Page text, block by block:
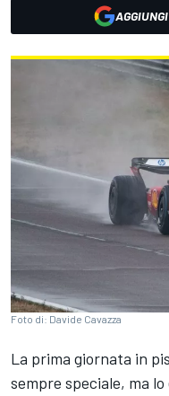
Foto di: Davide Cavazza
La prima giornata in
sempre speciale, ma